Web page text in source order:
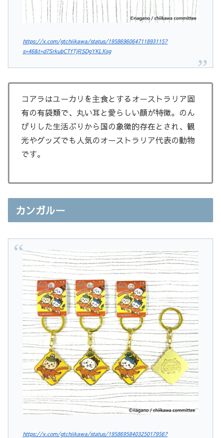
https://x.com/gtchiikawa/status/1958696064711893115?
s=46&t=d7SrkubCTfTjRSDgYKLKsg
コアラはユーカリを主食とするオーストラリア固
有の有袋類で、丸い耳と愛らしい顔が特徴。のん
びりした生活ぶりから国の象徴的存在とされ、観
光やグッズでも人気のオーストラリア代表の動物
です。
カンガルー
https://x.com/gtchiikawa/status/1958695840325017956?